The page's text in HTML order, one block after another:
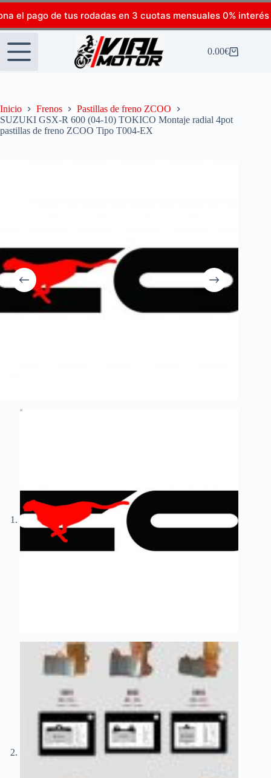
el pago de tus rodadas en 3 cuotas mensuales 0% interés
0.00€
Inicio Frenos
Pastillas de freno ZCOO
SUZUKI GSX-R 600 (04-10) TOKICO Montaje radial 4pot
pastillas de freno ZCOO Tipo T004-EX